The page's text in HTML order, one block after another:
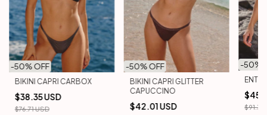
-50% OFF
BIKINI CAPRI CARBOX
$38.35 USD
$76.71 USD
-50% OFF
BIKINI CAPRI GLITTER
CAPUCCINO
$42.01 USD
-50%
$91.32